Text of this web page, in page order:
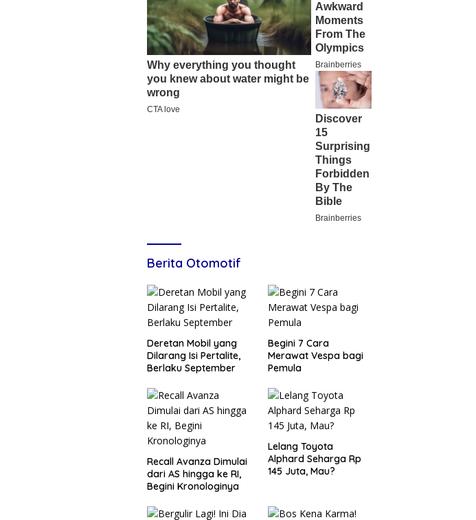
Berita Otomotif
Deretan Mobil yang
Dilarang Isi Pertalite,
Berlaku September
Begini 7 Cara
Merawat Vespa bagi
Pemula
Recall Avanza Dimulai
dari AS hingga ke RI,
Begini Kronologinya
Lelang Toyota
Alphard Seharga Rp
145 Juta, Mau?